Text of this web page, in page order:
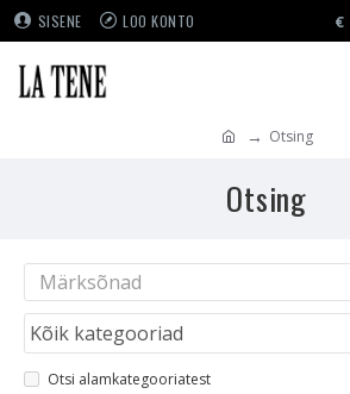
SISENE LOO KONTO €
Otsing
Otsing
Otsi alamkategooriatest